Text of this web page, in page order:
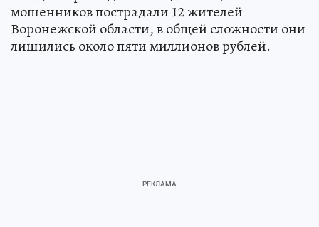
мошенников пострадали 12 жителей
Воронежской области, в общей сложности они
лишились около пяти миллионов рублей.